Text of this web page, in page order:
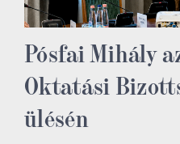
Pósfai Mihály
Oktatási
ülésén